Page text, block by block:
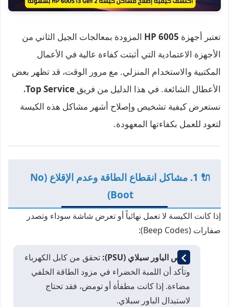
تعتبر أجهزة HP 6005 المزودة بمعالجات الجيل الثاني من
الأجهزة الاعتمادية التي أثبتت كفاءة عالية في الأعمال
المكتبية والاستخدام المنزلي. مع مرور الوقت، قد تظهر بعض
الأعطال الشائعة. في هذا الدليل من فريق Top Service،
نستعرض كيفية تشخيص وإصلاح أشهر مشاكل هذه الكيسة
لتعود للعمل بكفاءتها المعهودة.
🔌 1. مشاكل انقطاع الطاقة وعدم الإقلاع (No
Boot)
إذا كانت الكيسة لا تعمل نهائياً أو تعرض شاشة سوداء وتصدر
صفارات (Beep Codes):
فحص الباور سبلاي (PSU):
تحقق من كابل الكهرباء
وتأكد أن اللمبة الخضراء في مزود الطاقة الخلفي
مضاءة. إذا كانت مطفأة أو تومض، فقد تحتاج
لاستبدال الباور سبلاي.